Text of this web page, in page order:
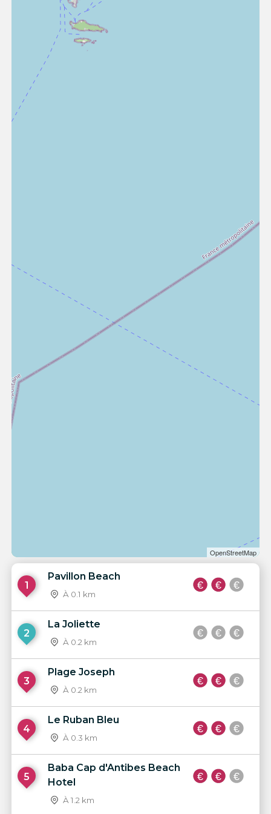
OpenStreetMap
1
Pavillon Beach
À 0.1 km
2
La Joliette
À 0.2 km
3
Plage Joseph
À 0.2 km
4
Le Ruban Bleu
À 0.3 km
5
Baba Cap d'Antibes Beach
Hotel
À 1.2 km